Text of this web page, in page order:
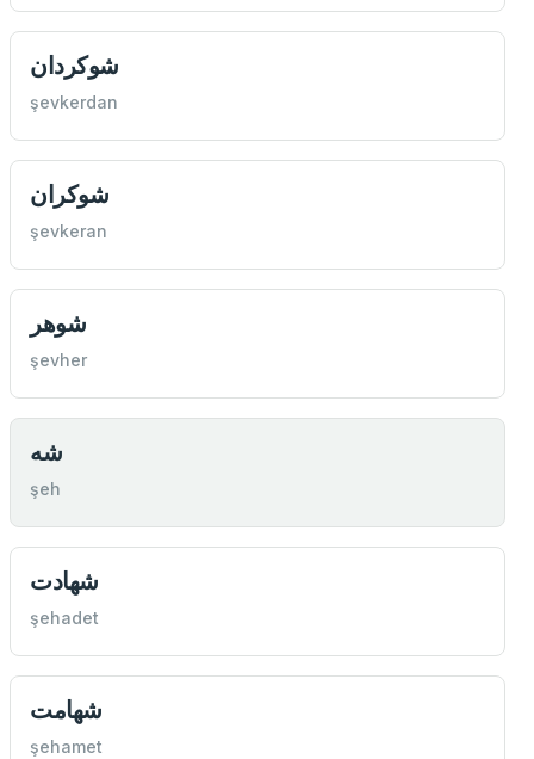
شوكردان
şevkerdan
شوكران
şevkeran
شوهر
şevher
شه
şeh
شهادت
şehadet
شهامت
şehamet